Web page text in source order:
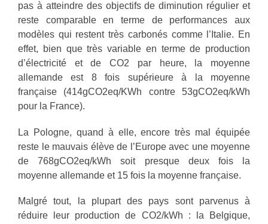
pas à atteindre des objectifs de diminution régulier et
reste comparable en terme de performances aux
modèles qui restent très carbonés comme l’Italie. En
effet, bien que très variable en terme de production
d’électricité et de CO2 par heure, la moyenne
allemande est 8 fois supérieure à la moyenne
française (414gCO2eq/KWh contre 53gCO2eq/kWh
pour la France).
La Pologne, quand à elle, encore très mal équipée
reste le mauvais élève de l’Europe avec une moyenne
de 768gCO2eq/kWh soit presque deux fois la
moyenne allemande et 15 fois la moyenne française.
Malgré tout, la plupart des pays sont parvenus à
réduire leur production de CO2/kWh : la Belgique,